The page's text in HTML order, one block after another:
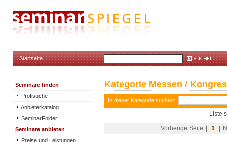
Startseite
Seminare finden
Profisuche
Anbieterkatalog
SeminarFolder
Seminare anbieten
Preise und Leistungen
Kategorie Messen /
In dieser Kategorie suchen:
Liste
Vorherige Seite 1